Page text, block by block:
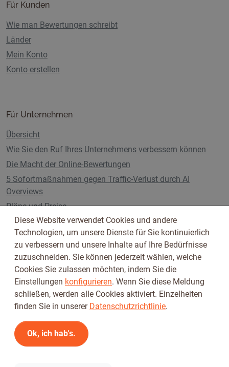
Für Kunden
Wie man Bewertungen schreibt
Länder
Mein Konto
Konto erstellen
Für Unternehmen
Übersicht
Wie Sie den Ruf Ihres Unternehmens verbessern können
Die Macht der Online-Bewertungen
5 Sofortmaßnahmen gegen Traffic-Verlust durch AI
Overviews
Pläne und Preise
Folge uns auf
Nutzungsbedingungen
Diese Website verwendet Cookies und andere
Technologien, um unsere Dienste für Sie kontinuierlich
zu verbessern und unsere Inhalte auf Ihre Bedürfnisse
zuzuschneiden. Sie können jederzeit wählen, welche
Cookies Sie zulassen möchten, indem Sie die
Einstellungen konfigurieren. Wenn Sie diese Meldung
schließen, werden alle Cookies aktiviert. Einzelheiten
finden Sie in unserer Datenschutzrichtlinie.
Ok, ich hab's.